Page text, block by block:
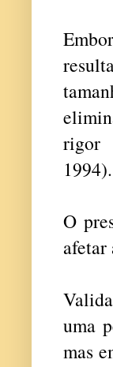
rigor
1994).
O
afetar
uma
mas